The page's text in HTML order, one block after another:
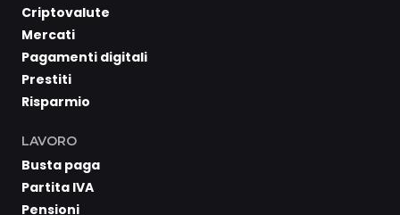
Criptovalute
Mercati
Pagamenti digitali
Prestiti
Risparmio
LAVORO
Busta paga
Partita IVA
Pensioni